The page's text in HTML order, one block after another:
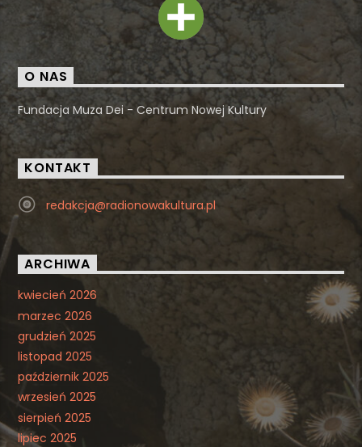
O NAS
Fundacja Muza Dei - Centrum Nowej Kultury
KONTAKT
redakcja@radionowakultura.pl
ARCHIWA
kwiecień 2026
marzec 2026
grudzień 2025
listopad 2025
październik 2025
wrzesień 2025
sierpień 2025
lipiec 2025